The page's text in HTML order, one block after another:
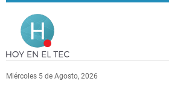
Pasar al contenido principal
Miércoles 5 de Agosto, 2026